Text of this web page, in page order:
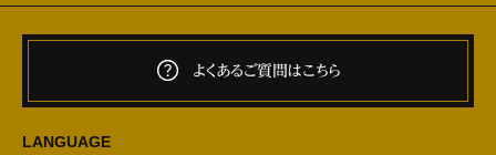
よくあるご質問はこちら
LANGUAGE